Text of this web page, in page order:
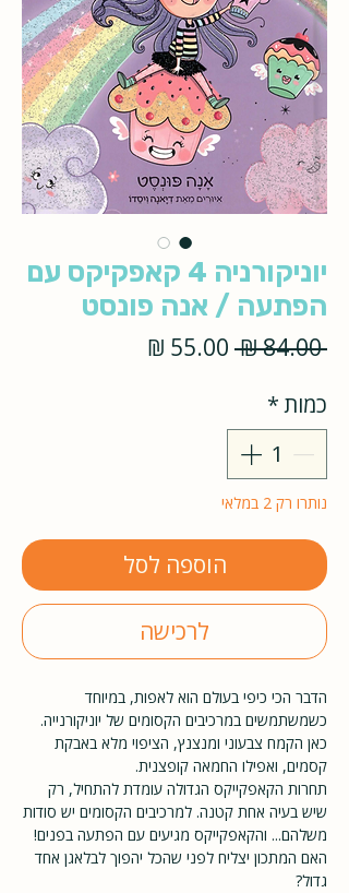
יוניקורניה 4 קאפקיקס עם
הפתעה / אנה פונסט
‏84.00 ‏₪
מחיר
כמות*
נותרו רק 2 במלאי
הוספה לסל
לרכישה
הדבר הכי כיפי בעולם הוא לאפות, במיוחד
כשמשתמשים במרכיבים הקסומים של יוניקורנייה.
כאן הקמח צבעוני ומנצנץ, הציפוי מלא באבקת
קסמים, ואפילו החמאה קופצנית.
תחרות הקאפקייקס הגדולה עומדת להתחיל, רק
שיש בעיה אחת קטנה. למרכיבים הקסומים יש סודות
משלהם... והקאפקייקס מגיעים עם הפתעה בפנים!
האם המתכון יצליח לפני שהכל יהפוך לבלאגן אחד
גדול?